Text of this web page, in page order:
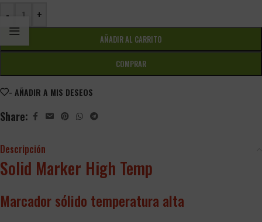
- +
AÑADIR AL CARRITO
COMPRAR
- AÑADIR A MIS DESEOS
Share:
Descripción
Solid Marker High Temp
Marcador sólido temperatura alta